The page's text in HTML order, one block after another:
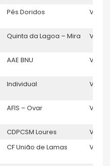
Pés Doridos V5
Quinta da Lagoa – Mira V5
AAE BNU V5
Individual V5
AFIS – Ovar V5
CDPCSM Loures V5
CF União de Lamas V5